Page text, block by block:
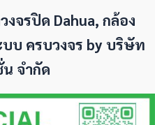
จรปิด Dahua, กล้อง
บ ครบวงจร by บริษัท
จำกัด